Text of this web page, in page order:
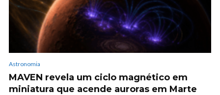
Astronomia
MAVEN revela um ciclo magnético em
miniatura que acende auroras em Marte